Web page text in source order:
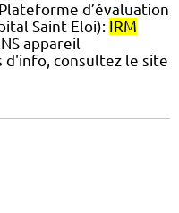
d’évaluation
Saint Eloi): IRM
appareil
d'info, consultez le site